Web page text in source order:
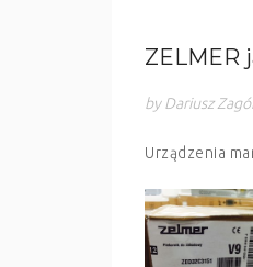
ZELMER
by Dariusz
Urządzenia